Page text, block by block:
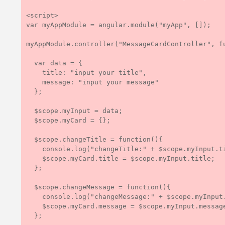
<script>
var myAppModule = angular.module("myApp", []);
myAppModule.controller("MessageCardController",